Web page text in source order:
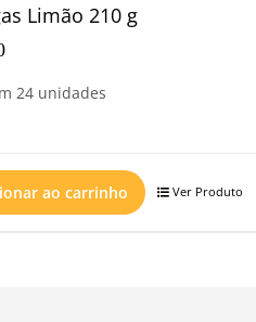
Limão 210 g
24 unidades
ao carrinho Ver Produto